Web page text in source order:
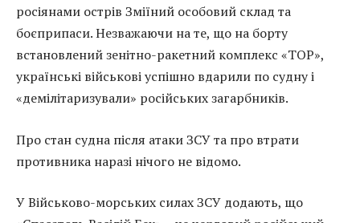
росіянами острів Зміїний особовий склад та
боєприпаси. Незважаючи на те, що на борту
встановлений зенітно-ракетний комплекс «ТОР»,
українські військові успішно вдарили по судну і
«демілітаризували» російських загарбників.
Про стан судна після атаки ЗСУ та про втрати
противника наразі нічого не відомо.
У Військово-морських силах ЗСУ додають, що